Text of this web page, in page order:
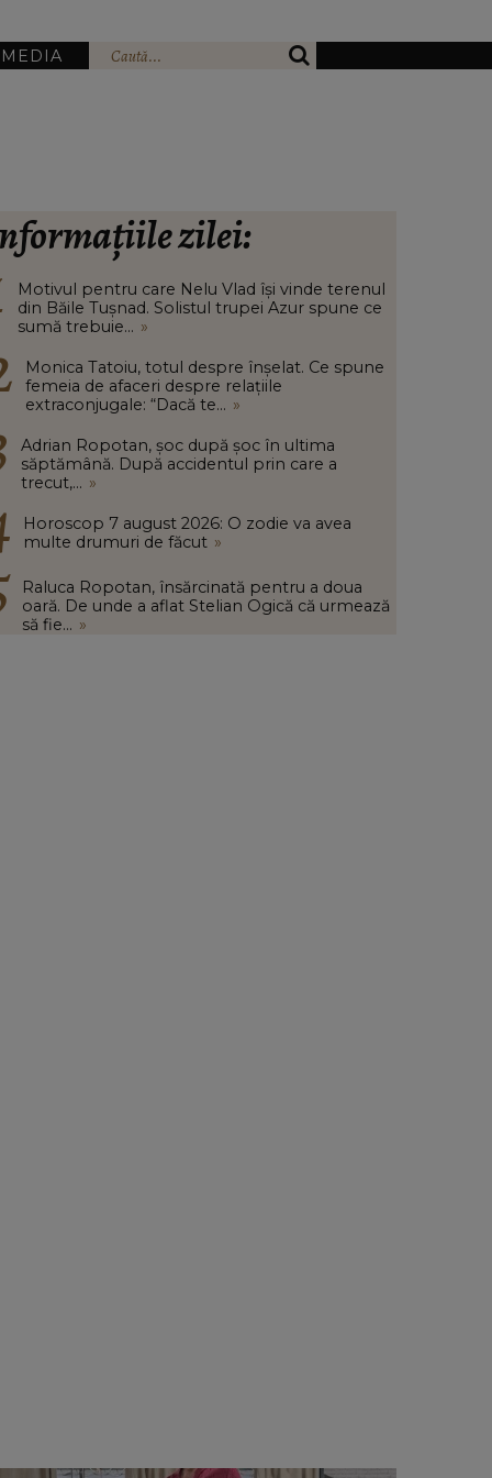
zilei:
Motivul pentru care Nelu Vlad își vinde terenul
din Băile Tușnad. Solistul trupei Azur spune ce
sumă trebuie... »
Monica Tatoiu, totul despre înșelat. Ce spune
femeia de afaceri despre relațiile
extraconjugale: “Dacă te... »
Adrian Ropotan, șoc după șoc în ultima
săptămână. După accidentul prin care a
trecut,... »
Horoscop 7 august 2026: O zodie va avea
multe drumuri de făcut »
Raluca Ropotan, însărcinată pentru a doua
oară. De unde a aflat Stelian Ogică că urmează
să fie... »